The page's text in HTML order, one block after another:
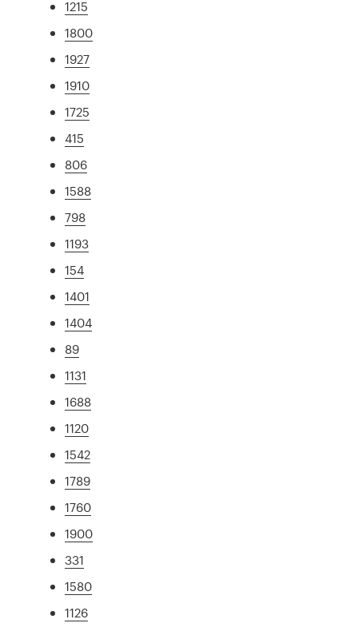
1215
1800
1927
1910
1725
415
806
1588
798
1193
154
1401
1404
89
1131
1688
1120
1542
1789
1760
1900
331
1580
1126